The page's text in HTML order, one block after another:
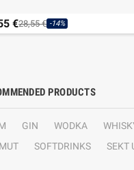
€28,55 € -14%
PRODUCTS
GIN WODKA
SOFTDRINKS SEKT